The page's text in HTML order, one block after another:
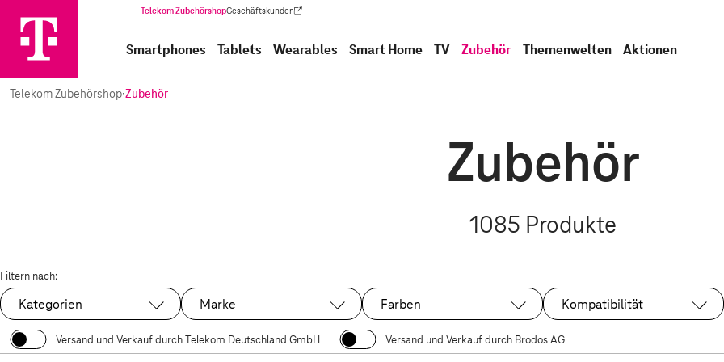
Telekom ZubehörshopGeschäftskunden
(Wird in einem neuen Tab geöffnet)
Smartphones Tablets Wearables Smart Home TV Zubehör Themenwelten Aktionen
Telekom Zubehörshop·Zubehör
Zubehör
1085 Produkte
Filtern nach:
Kategorien Marke Farben Kompatibilität
Versand und Verkauf durch Telekom Deutschland GmbH Versand und Verkauf durch Brodos AG